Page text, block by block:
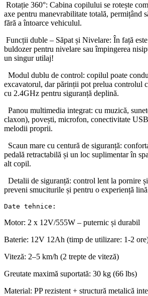
Rotație 360°: Cabina copilului se rotește
axe pentru manevrabilitate totală, permițând
fără a întoarce vehiculul.
Funcții duble – Săpat și Nivelare: În față
buldozer pentru nivelare sau împingerea
un singur utilaj!
Modul dublu de control: copilul poate
excavatorul, dar părinții pot prelua controlul
cu 2.4GHz pentru siguranță deplină.
Panou multimedia integrat: cu muzică,
claxon), povești, microfon, conectivitate
melodii proprii.
Scaun mare cu centură de siguranță:
pedală retractabilă și un loc suplimentar în
alt copil.
Detalii de siguranță: control lent la pornire
preveni smuciturile și pentru o experiență
Date tehnice:
Motor: 2 x 12V/555W – puternic și durabil
Baterie: 12V 12Ah (timp de utilizare: 1-2
Viteză: 2–5 km/h (2 trepte de viteză)
Greutate maximă suportată: 30 kg (66 lbs)
Material: PP rezistent + structură metalică